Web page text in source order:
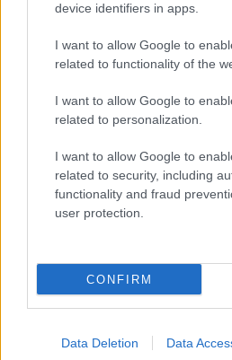
device identifiers in apps.
I want to allow Google to
related to functionality of the
I want to allow Google to
related to personalization.
I want to allow Google to
related to security, including
functionality and fraud
user protection.
CONFIRM
Data Deletion Data
2026.08.07. Horváth Zsolt
41 fok fölé forrósodott az
egy másik rekord is megdőlt
születtek, amelyek átírták...